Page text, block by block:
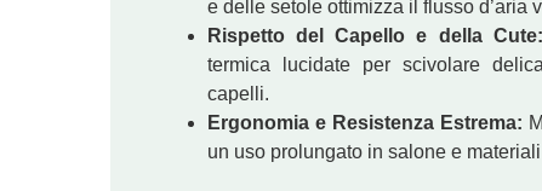
TERMIX
Spazzola Ø43
e delle setole ottimizza il flusso d’aria
Rispetto del Capello e della Cute:
termica lucidate per scivolare
capelli.
Ergonomia e Resistenza Estrema:
un uso prolungato in salone e